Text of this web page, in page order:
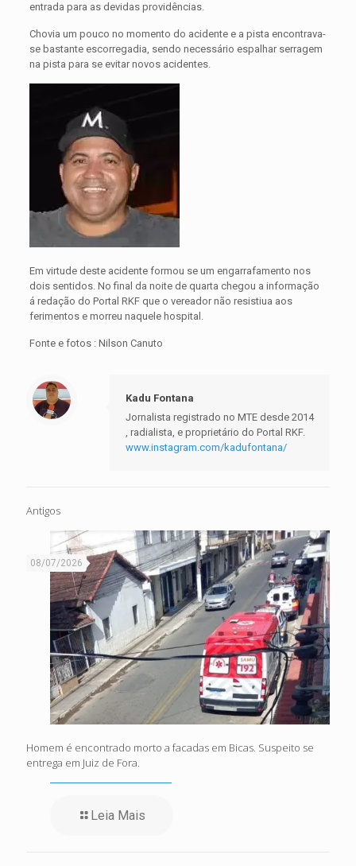
entrada para as devidas providências.
Chovia um pouco no momento do acidente e a pista encontrava-
se bastante escorregadia, sendo necessário espalhar serragem
na pista para se evitar novos acidentes.
Em virtude deste acidente formou se um engarrafamento nos
dois sentidos. No final da noite de quarta chegou a informação
á redação do Portal RKF que o vereador não resistiua aos
ferimentos e morreu naquele hospital.
Fonte e fotos : Nilson Canuto
Kadu Fontana
Jornalista registrado no MTE desde 2014
, radialista, e proprietário do Portal RKF.
www.instagram.com/kadufontana/
Antigos
08/07/2026
Homem é encontrado morto a facadas em Bicas. Suspeito se
entrega em Juiz de Fora.
Leia Mais